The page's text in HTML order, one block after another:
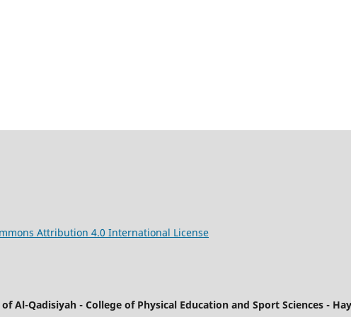
Attribution 4.0 International License
Al-Qadisiyah - College of Physical Education and Sport Sciences -